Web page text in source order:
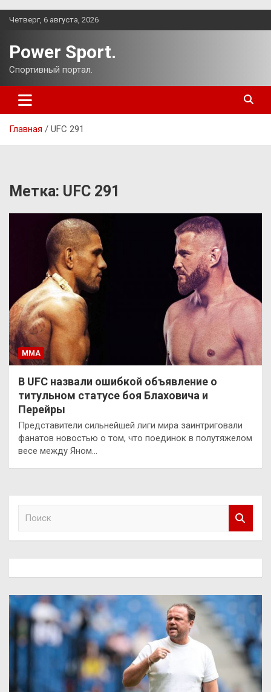
Перейти
Четверг, 6 августа, 2026
Power Sport.
Спортивный портал.
Главная UFC 291
Метка: UFC 291
ММА
В UFC назвали ошибкой объявление о
титульном статусе боя Блаховича и
Перейры
Представители сильнейшей лиги мира заинтриговали
фанатов новостью о том, что поединок в полутяжелом
весе между Яном…